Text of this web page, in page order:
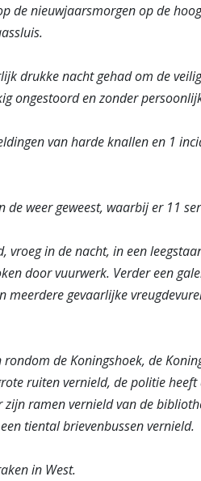
de nieuwjaarsmorgen op de
drukke nacht gehad om de
ongestoord en zonder
van harde knallen en 1
weer geweest, waarbij er 11
vroeg in de nacht, in een
door vuurwerk. Verder een
gevaarlijke
de Koningshoek, de
ruiten vernield, de politie
ramen vernield van de
tiental brievenbussen vernield.
in West.